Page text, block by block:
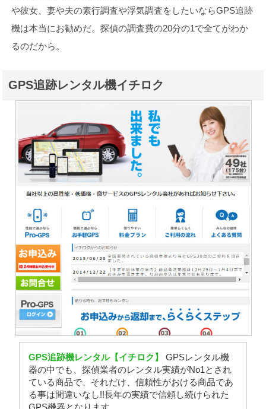
や彼女、妻や夫の素行調査や浮気調査をしたいならGPS追跡
機は本当にお勧めだ。探偵の調査費の20分の1で全てがわか
るのだから。
GPS追跡レンタル機イチロク
GPS追跡機レンタル【イチロク】
GPSレンタル機
器の中でも、探偵業者のレンタル実績がNo1とされ
ている商品で、それだけ、信頼性がおける商品であ
る事は間違いなし!!長年の実績で信頼し続けられた